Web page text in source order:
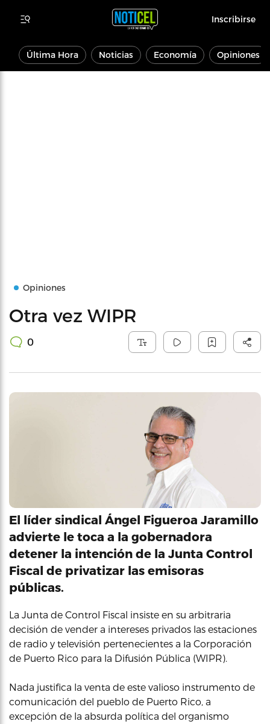
Inscribirse
Última Hora Noticias Economía Opiniones
Opiniones
Otra vez WIPR
0
El líder sindical Ángel Figueroa Jaramillo
advierte le toca a la gobernadora
detener la intención de la Junta Control
Fiscal de privatizar las emisoras
públicas.
La Junta de Control Fiscal insiste en su arbitraria
decisión de vender a intereses privados las estaciones
de radio y televisión pertenecientes a la Corporación
de Puerto Rico para la Difusión Pública (WIPR).
Nada justifica la venta de este valioso instrumento de
comunicación del pueblo de Puerto Rico, a
excepción de la absurda política del organismo